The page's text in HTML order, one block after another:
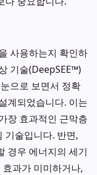
사용하는지 확인하
기술(DeepSEE™)
으로 보면서 정확
계되었습니다. 이는
장 효과적인 근막층
기술입니다. 반면,
경우 에너지의 세기
과가 미미하거나,